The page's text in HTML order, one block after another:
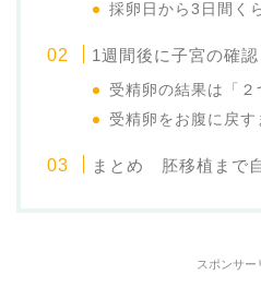
採卵日から3日間く
1週間後に子宮の確
受精卵の結果は「２
受精卵をお腹に戻
まとめ 胚移植まで
スポンサー